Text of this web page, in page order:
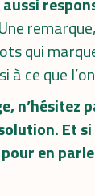
Une
qui
ce que
n’hésitez
Et
pour en